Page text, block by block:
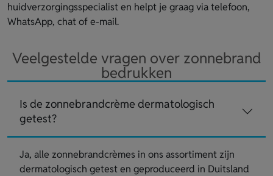
huidverzorgingsspecialist en helpt je graag via telefoon,
WhatsApp, chat of e-mail.
Veelgestelde vragen over zonnebrand
bedrukken
Is de zonnebrandcrème dermatologisch
getest?
Ja, alle zonnebrandcrèmes in ons assortiment zijn
dermatologisch getest en geproduceerd in Duitsland